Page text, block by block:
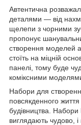
Автентична
деталями — від
щелепи з чорними
пропонує
створення моделей
стоїть на міцній
панелі, тому буде
коміксними
Набори для
повсякденного життя
будівництва.
виглядають чудово,